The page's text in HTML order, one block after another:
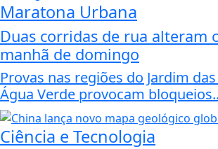
Maratona Urbana
Duas corridas de rua alteram
manhã de domingo
Provas nas regiões do Jardim
Água Verde provocam
Ciência e Tecnologia